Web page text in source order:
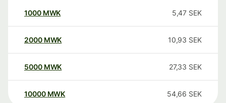
1000 MWK 5,47 SEK
2000 MWK 10,93 SEK
5000 MWK 27,33 SEK
10000 MWK 54,66 SEK